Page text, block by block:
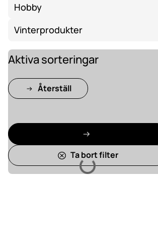
Hobby
Vinterprodukter
Laddar
Aktiva sorteringar
Återställ
Ta bort filter